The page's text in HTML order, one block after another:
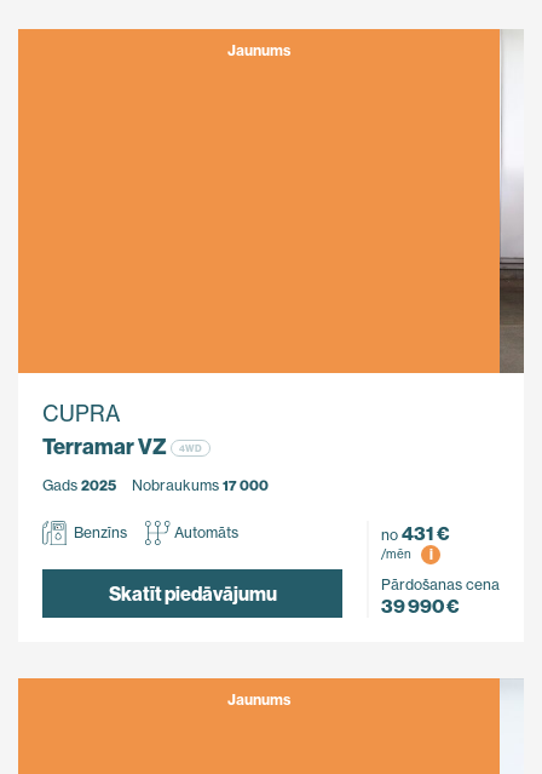
Jaunums
CUPRA
Terramar VZ
4WD
Gads 2025 Nobraukums 17 000
Benzīns Automāts
Skatīt piedāvājumu
no 431 €
/mēn
i
Pārdošanas cena
39 990 €
Jaunums